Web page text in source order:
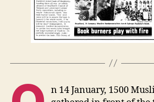
n 14 January, 1500